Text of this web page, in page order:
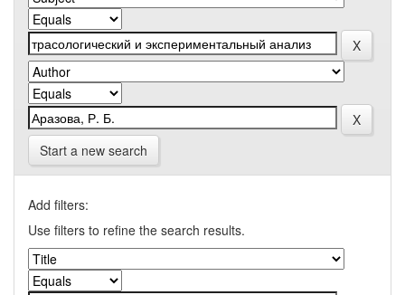
Start a new search
Add filters:
Use filters to refine the search results.